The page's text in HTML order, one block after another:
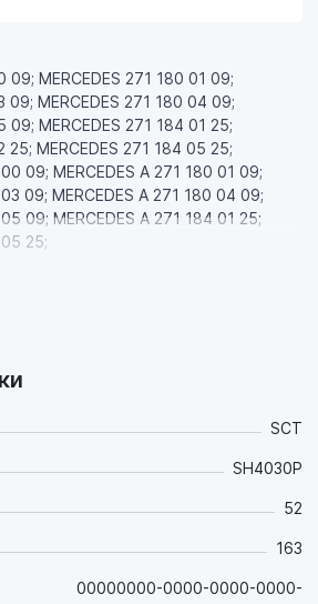
09; MERCEDES 271 180 01 09;
09; MERCEDES 271 180 04 09;
09; MERCEDES 271 184 01 25;
25; MERCEDES 271 184 05 25;
09; MERCEDES A 271 180 01 09;
09; MERCEDES A 271 180 04 09;
09; MERCEDES A 271 184 01 25;
05 25;
SCT
SH4030P
52
163
00000000-0000-0000-0000-